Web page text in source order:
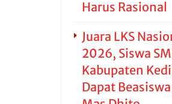
Harus Rasional
Juara LKS
2026, Siswa
Kabupaten
Dapat Beasiswa